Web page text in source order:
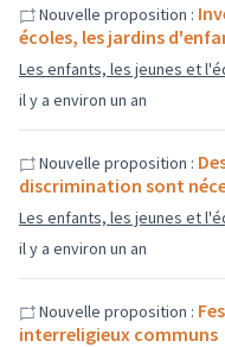
il y a environ un an
Nouvelle proposition :
écoles, les jardins
Les enfants, les jeunes et
il y a environ un an
Nouvelle proposition :
discrimination sont
Les enfants, les jeunes et
Nouvelle proposition :
interreligieux communs